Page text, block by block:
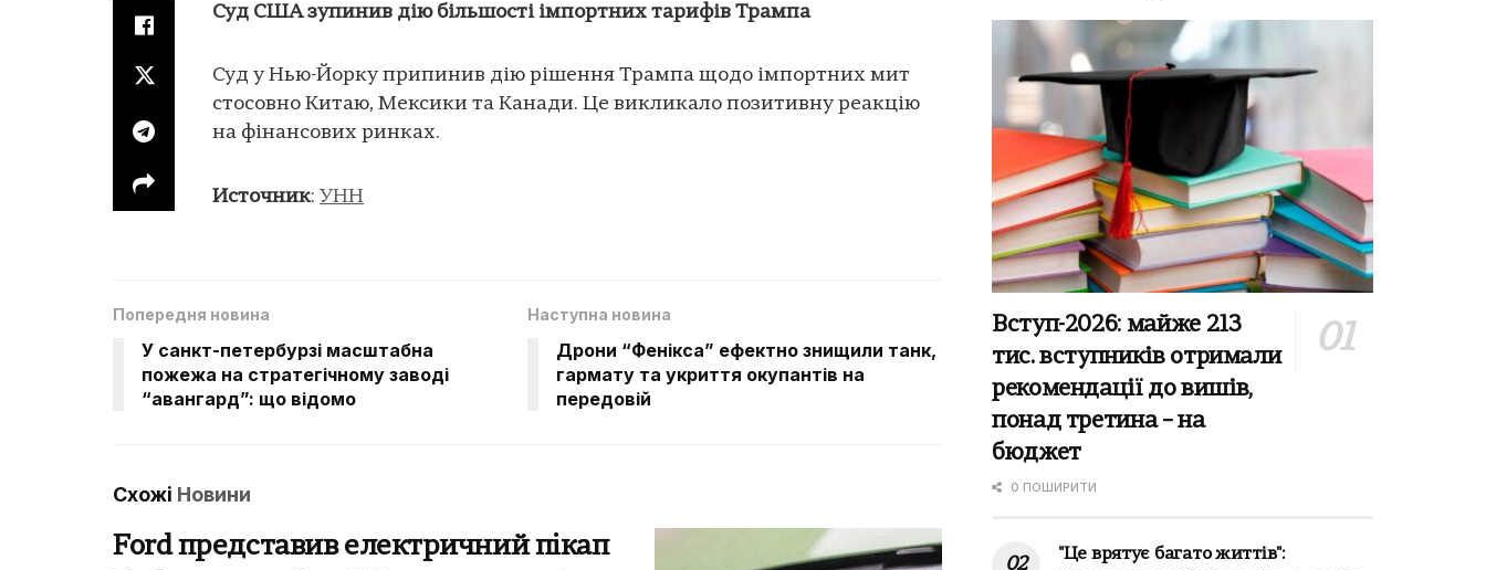
Суд США зупинив дію більшості імпортних тарифів Трампа
Суд у Нью-Йорку припинив дію рішення Трампа щодо імпортних мит
стосовно Китаю, Мексики та Канади. Це викликало позитивну реакцію
на фінансових ринках.
Источник: УНН
Попередня новина
У санкт-петербурзі масштабна
пожежа на стратегічному заводі
“авангард”: що відомо
Наступна новина
Дрони “Фенікса” ефектно знищили танк,
гармату та укриття окупантів на
передовій
Схожі Новини
Ford представив електричний пікап
Вступ-2026: майже 213
тис. вступників отримали
рекомендації до вишів,
понад третина – на
бюджет
0 ПОШИРИТИ
"Це врятує багато життів":